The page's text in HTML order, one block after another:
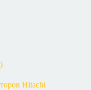
Hitachi